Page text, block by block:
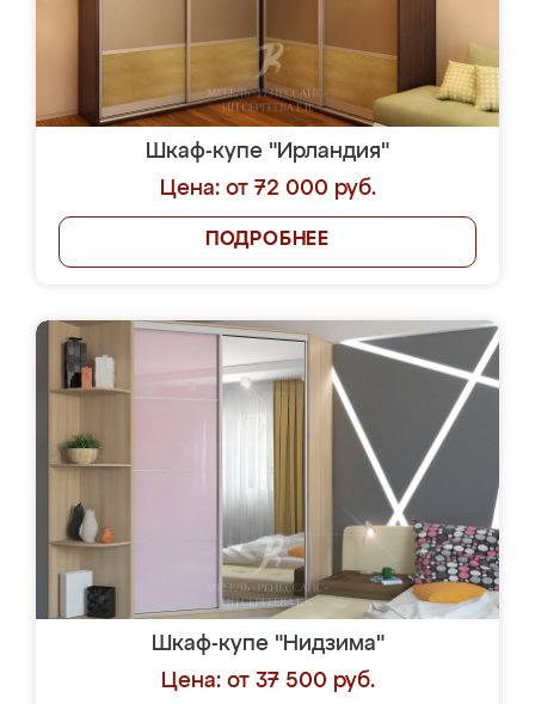
Шкаф-купе "Ирландия"
Цена: от 72 000 руб.
ПОДРОБНЕЕ
Шкаф-купе "Нидзима"
Цена: от 37 500 руб.